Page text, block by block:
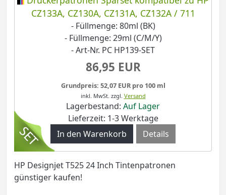
CZ133A, CZ130A, CZ131A, CZ132A / 711
- Füllmenge: 80ml (BK)
- Füllmenge: 29ml (C/M/Y)
- Art-Nr. PC HP139-SET
86,95 EUR
Grundpreis: 52,07 EUR pro 100 ml
inkl. MwSt. zzgl. Versand
Lagerbestand: Auf Lager
Lieferzeit: 1-3 Werktage
Details
HP Designjet T525 24 Inch Tintenpatronen
günstiger kaufen!